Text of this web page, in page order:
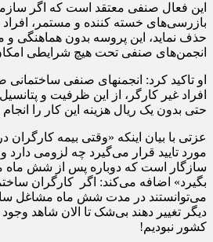
این فعال صنفی معتقد است که اگر
بازرسی‌های خسته کننده و مستمر، افراد
حذف نماید، این پروسه بدون هماهنگی
انجمن‌های صنفی تحت هیچ شرایطی
او تاکید کرد: انجمنهای صنفی
افراد غیر کارگر، از این ظرفیت و
حتی بدون یک ریال هزینه این کار را انجام
عزتی با بیان اینکه «وقتی بیمه
مورد تایید قرار می‌گیرد چه لزومی دارد
سازگار است که دوباره پس از شش ماه
بگیرد» اضافه می‌کند: اگر کارگران
می‌توانستند در مدت شش ماه مشاغل
دیگر تغییر دهند بی‌شک تا الان شاهد
کشور نبودیم!